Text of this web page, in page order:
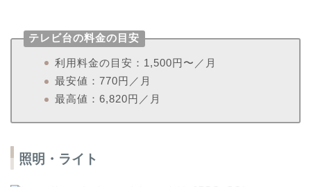
テレビ台の料金の目安
利用料金の目安：1,500円〜／月
最安値：770円／月
最高値：6,820円／月
照明・ライト